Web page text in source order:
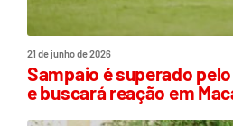
21 de junho de 2026
Sampaio é superado
e buscará reação em